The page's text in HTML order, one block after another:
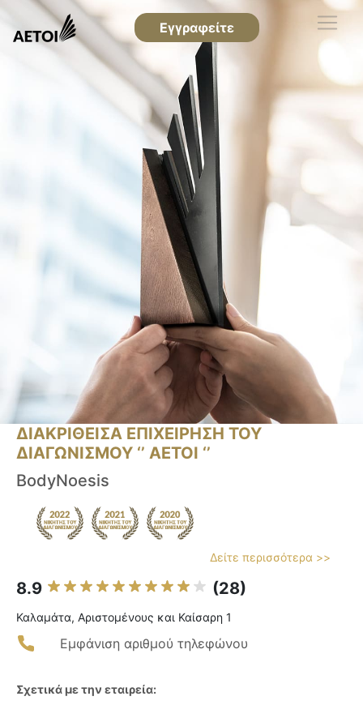
Εγγραφείτε
ΔΙΑΚΡΙΘΕΙΣΑ ΕΠΙΧΕΙΡΗΣΗ ΤΟΥ
ΔΙΑΓΩΝΙΣΜΟΥ ‘’ ΑΕΤΟΙ ‘’
BodyNoesis
Δείτε περισσότερα >>
8.9 (28)
Καλαμάτα, Αριστομένους και Καίσαρη 1
Εμφάνιση αριθμού τηλεφώνου
Σχετικά με την εταιρεία: